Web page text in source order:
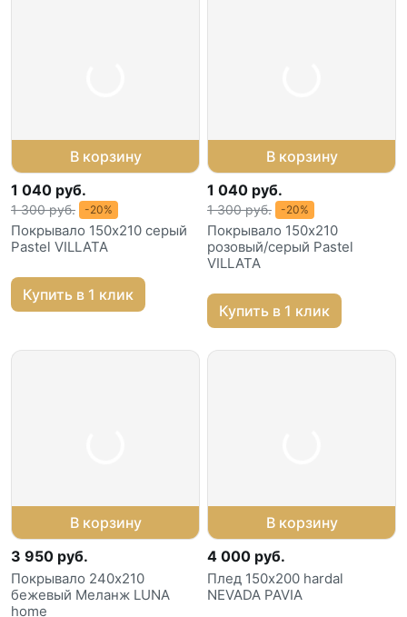
В корзину
1 040 руб.
1 300 руб. -20%
Покрывало 150х210 серый
Pastel VILLATA
Купить в 1 клик
В корзину
1 040 руб.
1 300 руб. -20%
Покрывало 150х210
розовый/серый Pastel
VILLATA
Купить в 1 клик
В корзину
3 950 руб.
Покрывало 240х210
бежевый Меланж LUNA
home
В корзину
4 000 руб.
Плед 150х200 hardal
NEVADA PAVIA